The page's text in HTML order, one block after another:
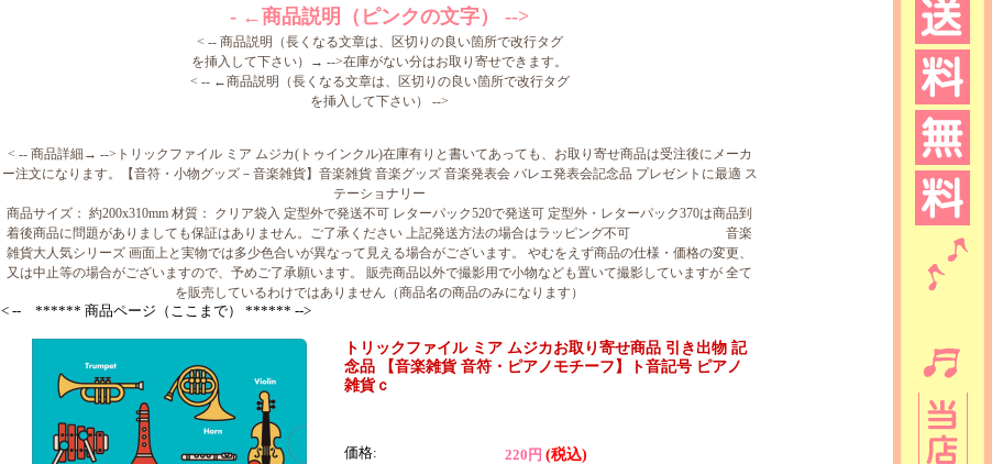
- ←商品説明（ピンクの文字） -->
< -- 商品説明（長くなる文章は、区切りの良い箇所で改行タグ
を挿入して下さい）→ -->在庫がない分はお取り寄せできます。
< -- ←商品説明（長くなる文章は、区切りの良い箇所で改行タグ
を挿入して下さい） -->
< -- 商品詳細→ -->トリックファイル ミア ムジカ(トゥインクル)在庫有りと書いてあっても、お取り寄せ商品は受注後にメーカ
ー注文になります。【音符・小物グッズ－音楽雑貨】音楽雑貨 音楽グッズ 音楽発表会 バレエ発表会記念品 プレゼントに最適 ス
テーショナリー
商品サイズ： 約200x310mm 材質： クリア袋入 定型外で発送不可 レターパック520で発送可 定型外・レターパック370は商品到
着後商品に問題がありましても保証はありません。ご了承ください 上記発送方法の場合はラッピング不可 音楽
雑貨大人気シリーズ 画面上と実物では多少色合いが異なって見える場合がございます。 やむをえず商品の仕様・価格の変更、
又は中止等の場合がございますので、予めご了承願います。 販売商品以外で撮影用で小物なども置いて撮影していますが 全て
を販売しているわけではありません（商品名の商品のみになります）
< -- ****** 商品ページ（ここまで） ****** -->
トリックファイル ミア ムジカお取り寄せ商品 引き出物 記
念品 【音楽雑貨 音符・ピアノモチーフ】ト音記号 ピアノ
雑貨ｃ
価格: 220円 (税込)